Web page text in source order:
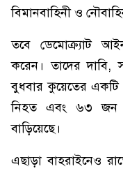
বিমানবাহিনী ও
তবে ডেমোক্র্যাট
করেন। তাদের
বুধবার কুয়েতের একটি
নিহত এবং ৬৩ জন
বাড়িয়েছে।
এছাড়া বাহরাইনেও